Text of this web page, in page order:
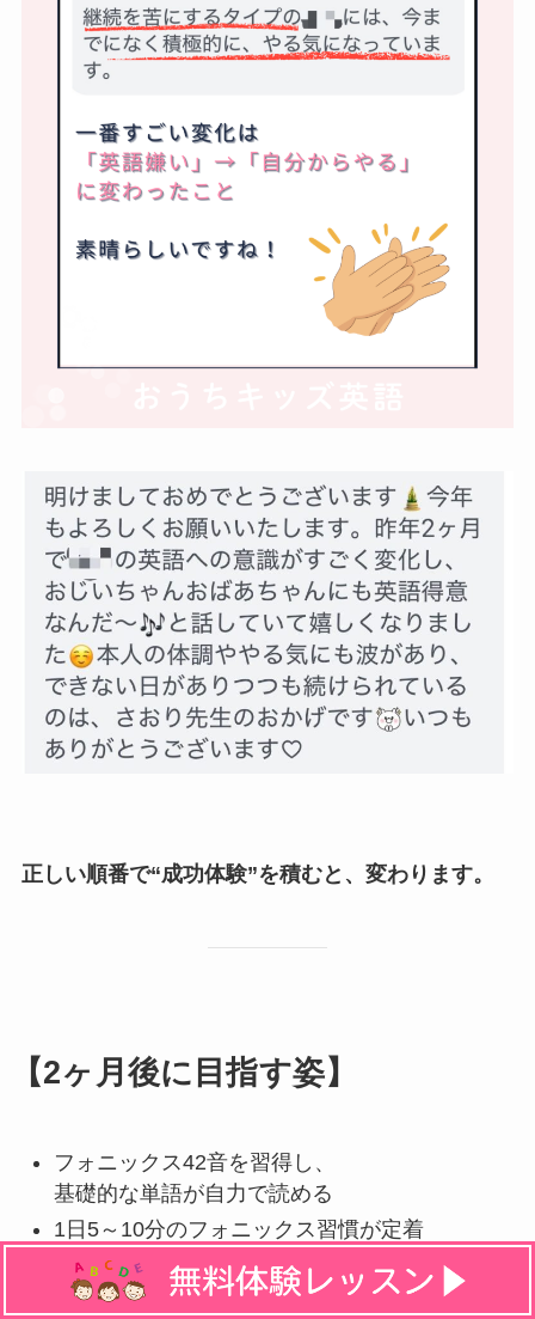
正しい順番で“成功体験”を積むと、変わります。
【2ヶ月後に目指す姿】
フォニックス42音を習得し、
基礎的な単語が自力で読める
1日5～10分のフォニックス習慣が定着
親が言わなくても自分から学ぶ流れができる